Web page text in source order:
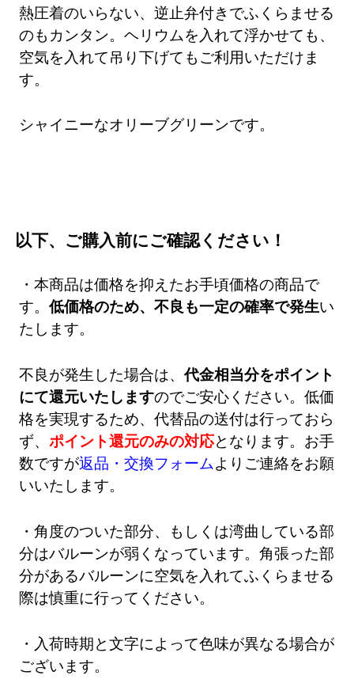
熱圧着のいらない、逆止弁付きでふくらませる
のもカンタン。ヘリウムを入れて浮かせても、
空気を入れて吊り下げてもご利用いただけま
す。
シャイニーなオリーブグリーンです。
以下、ご購入前にご確認ください！
・本商品は価格を抑えたお手頃価格の商品で
す。低価格のため、不良も一定の確率で発生い
たします。
不良が発生した場合は、代金相当分をポイント
にて還元いたしますのでご安心ください。低価
格を実現するため、代替品の送付は行っておら
ず、ポイント還元のみの対応となります。お手
数ですが返品・交換フォームよりご連絡をお願
いいたします。
・角度のついた部分、もしくは湾曲している部
分はバルーンが弱くなっています。角張った部
分があるバルーンに空気を入れてふくらませる
際は慎重に行ってください。
・入荷時期と文字によって色味が異なる場合が
ございます。